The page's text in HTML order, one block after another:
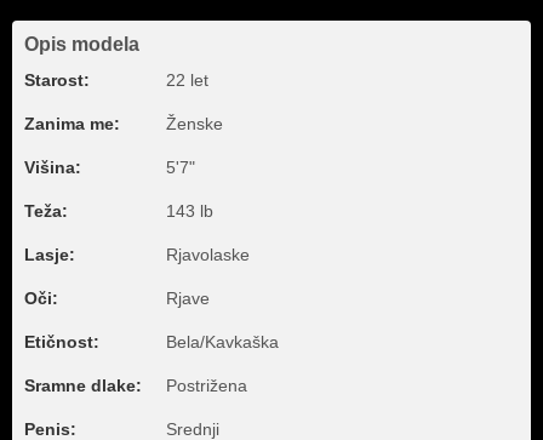
Opis modela
Starost: 22 let
Zanima me: Ženske
Višina: 5'7"
Teža: 143 lb
Lasje: Rjavolaske
Oči: Rjave
Etičnost: Bela/Kavkaška
Sramne dlake: Postrižena
Penis: Srednji